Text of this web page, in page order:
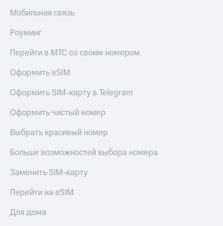
Мобильная связь
Роуминг
Перейти в МТС со своим номером
Оформить eSIM
Оформить SIM-карту в Telegram
Оформить чистый номер
Выбрать красивый номер
Больше возможностей выбора номера
Заменить SIM-карту
Перейти на eSIM
Для дома